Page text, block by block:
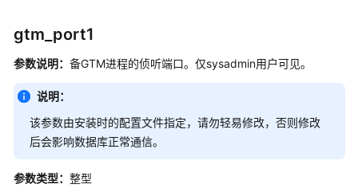
查
看
参
设
参
gtm_port1
参数说明： 备GTM进程的侦听端口。仅sysadmin用户可见。
说明：
该参数由安装时的配置文件指定，请勿轻易修改，否则修改
后会影响数据库正常通信。
参数类型： 整型